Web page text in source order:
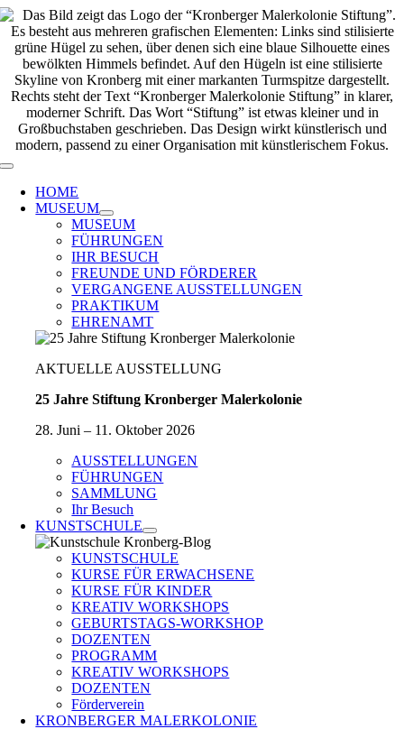
Zum
Inhalt
springen
Toggle
Navigation
HOME
MUSEUM
MUSEUM
FÜHRUNGEN
IHR BESUCH
FREUNDE UND FÖRDERER
VERGANGENE AUSSTELLUNGEN
PRAKTIKUM
EHRENAMT
AKTUELLE AUSSTELLUNG
25 Jahre Stiftung Kronberger Malerkolonie
28. Juni – 11. Oktober 2026
AUSSTELLUNGEN
FÜHRUNGEN
SAMMLUNG
Ihr Besuch
KUNSTSCHULE
KUNSTSCHULE
KURSE FÜR ERWACHSENE
KURSE FÜR KINDER
KREATIV WORKSHOPS
GEBURTSTAGS-WORKSHOP
DOZENTEN
PROGRAMM
KREATIV WORKSHOPS
DOZENTEN
Förderverein
KRONBERGER MALERKOLONIE